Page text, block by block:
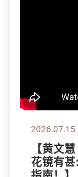
2026.07.15
【黄文
花镜有